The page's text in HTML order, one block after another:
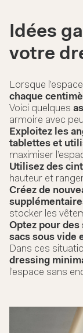
Idées
votre
Lorsque
chaque
Voici quelques
armoire avec
Exploitez les
tablettes et
maximiser
Utilisez des
hauteur et
Créez de
stocker les
Optez pour des
sacs sous vide
Dans ces
dressing
l’espace sans